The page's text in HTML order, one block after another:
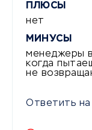
ПЛЮСЫ
нет
МИНУСЫ
менеджеры
когда
не
Ответить